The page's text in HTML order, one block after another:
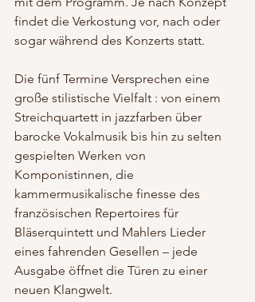
findet die Verkostung vor, nach oder
sogar während des Konzerts statt.
Die fünf Termine Versprechen eine
große stilistische Vielfalt : von einem
Streichquartett in jazzfarben über
barocke Vokalmusik bis hin zu selten
gespielten Werken von
Komponistinnen, die
kammermusikalische finesse des
französischen Repertoires für
Bläserquintett und Mahlers Lieder
eines fahrenden Gesellen – jede
Ausgabe öffnet die Türen zu einer
neuen Klangwelt.